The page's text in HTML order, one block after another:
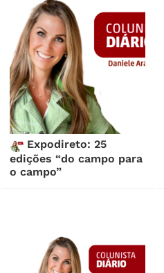
Expodireto: 25
edições “do campo para
o campo”